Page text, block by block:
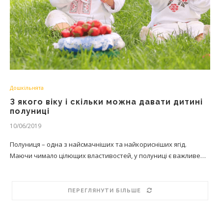
Дошкільнята
З якого віку і скільки можна давати дитині
полуниці
10/06/2019
Полуниця – одна з найсмачніших та найкорисніших ягід.
Маючи чимало цілющих властивостей, у полуниці є важливе…
ПЕРЕГЛЯНУТИ БІЛЬШЕ